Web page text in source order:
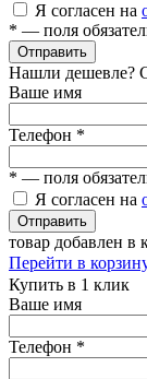
Я согласен на
* — поля
Отправить
Нашли дешевле?
Ваше имя
Телефон *
* — поля
Я согласен на
Отправить
товар добавлен в
Перейти в
Купить в 1 клик
Ваше имя
Телефон *